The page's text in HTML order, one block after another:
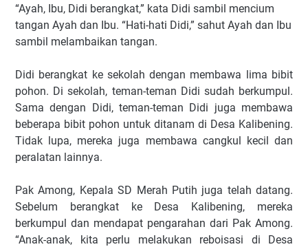
“Ayah, Ibu, Didi berangkat,” kata Didi sambil mencium
tangan Ayah dan Ibu. “Hati-hati Didi,” sahut Ayah dan Ibu
sambil melambaikan tangan.
Didi berangkat ke sekolah dengan membawa lima bibit
pohon. Di sekolah, teman-teman Didi sudah berkumpul.
Sama dengan Didi, teman-teman Didi juga membawa
beberapa bibit pohon untuk ditanam di Desa Kalibening.
Tidak lupa, mereka juga membawa cangkul kecil dan
peralatan lainnya.
Pak Among, Kepala SD Merah Putih juga telah datang.
Sebelum berangkat ke Desa Kalibening, mereka
berkumpul dan mendapat pengarahan dari Pak Among.
“Anak-anak, kita perlu melakukan reboisasi di Desa